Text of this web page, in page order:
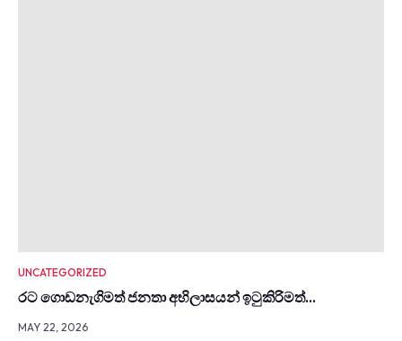
UNCATEGORIZED
රට ගොඩනැගිමත් ජනතා අභිලාසයන් ඉටුකිරිමත්…
MAY 22, 2026